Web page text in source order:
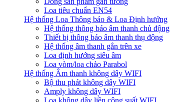
Loa tiêu chuẩn EN54
Hệ thống Loa Thông báo & Loa Định hướng
Hệ thống thông báo âm thanh chủ động
Thiết bị thông báo âm thanh thụ động
Hệ thống âm thanh gắn trên xe
Loa định hướng siêu âm
Loa vòm/loa chảo Parabol
Hệ thống Âm thanh không dây WIFI
Bộ thu phát không dây WIFI
Amply không dây WIFI
Loa không dây liền công suất WIFI